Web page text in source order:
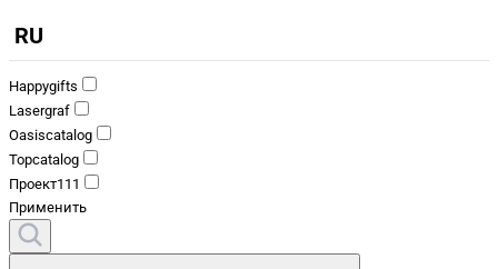
RU
Happygifts
Lasergraf
Oasiscatalog
Topcatalog
Проект111
Применить